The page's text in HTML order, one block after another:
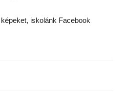
iskolánk Facebook